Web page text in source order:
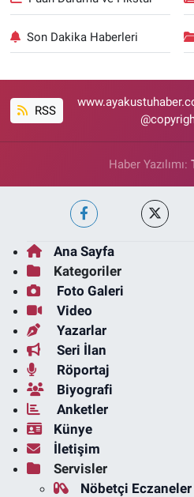
Son Dakika Haberleri
RSS
Haber Yazılımı:
Ana Sayfa
Kategoriler
Foto Galeri
Video
Yazarlar
Seri İlan
Röportaj
Biyografi
Anketler
Künye
İletişim
Servisler
Nöbetçi Eczaneler